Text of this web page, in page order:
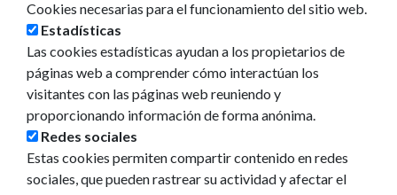
Ayuntamiento de Pamplona
Plaza Consistorial, s/n
31001 - Pamplona
948 420 100
pamplona@pamplona.es
Footer
Aviso legal
Cookies necesarias para el funcionamiento del sitio web.
Estadísticas
Las cookies estadísticas ayudan a los propietarios de
páginas web a comprender cómo interactúan los
visitantes con las páginas web reuniendo y
proporcionando información de forma anónima.
Redes sociales
Estas cookies permiten compartir contenido en redes
sociales, que pueden rastrear su actividad y afectar el